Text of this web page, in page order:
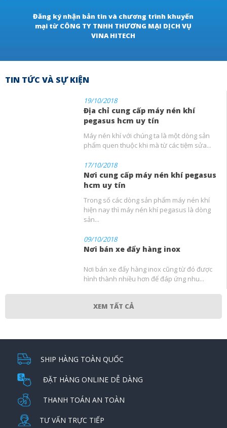
Đăng ký nhận bản tin và chương trình khuyến
mại từ CÔNG TY TNHH THƯƠNG MẠI DỊCH VỤ
VINA HITECH
TIN TỨC VÀ SỰ KIỆN
19/10/2018
Địa chỉ cung cấp máy nén khí
pegasus hcm uy tín
Máy nén khí với chúng ta là một dòng sản
phẩm quen thuộc khi mà từ các tiệm sửa...
17/10/2018
Nơi cung cấp máy nén khí pegasus
hcm uy tín
Trong số các dòng sản phẩm máy nén khí
hiện nay thì máy nén khí pegasus là dòng
sản...
09/10/2018
Nơi bán xe đẩy hàng inox
Nơi bán xe đẩy hàng inox cũng từ đó được
hình thành nhiều hơn để đáp ứng nhu...
XEM TẤT CẢ
SHIP HÀNG TOÀN QUỐC
ĐẶT HÀNG ONLINE DỄ DÀNG
THANH TOÁN AN TOÀN
TƯ VẤN TRỰC TIẾP